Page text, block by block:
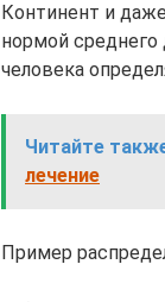
Континент и
нормой
человека
Читайте
лечение
Пример